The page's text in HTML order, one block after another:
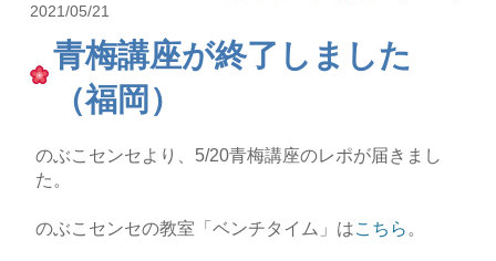
2021/05/21
青梅講座が終了しました
（福岡）
のぶこセンセより、5/20青梅講座のレポが届きまし
た。
のぶこセンセの教室「ベンチタイム」はこちら 。